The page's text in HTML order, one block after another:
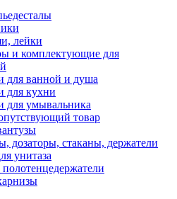
лейки
и комплектующие для
для ванной и душа
для кухни
для умывальника
товар
дозаторы, стаканы, держатели
унитаза